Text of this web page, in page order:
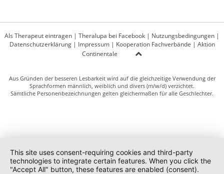
Als Therapeut eintragen | Theralupa bei Facebook | Nutzungsbedingungen |
Datenschutzerklärung| Impressum| Kooperation Fachverbände | Aktion
Continentale
Aus Gründen der besseren Lesbarkeit wird auf die gleichzeitige Verwendung der
Sprachformen männlich, weiblich und divers (m/w/d) verzichtet.
Sämtliche Personenbezeichnungen gelten gleichermaßen für alle Geschlechter.
This site uses consent-requiring cookies and third-party
technologies to integrate certain features. When you click the
"Accept All" button, these features are enabled (consent).